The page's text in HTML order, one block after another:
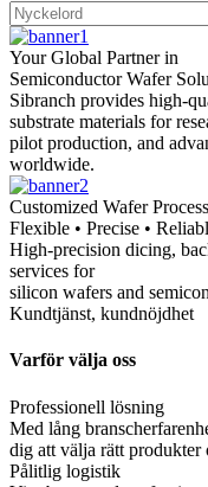
Your Global Partner in
Semiconductor Wafer
Sibranch provides high-
substrate materials for
pilot production, and
worldwide.
Customized Wafer
Flexible • Precise •
High-precision dicing,
services for
silicon wafers and
Kundtjänst, kundnöjdhet
Varför välja oss
Professionell lösning
Med lång
dig att välja rätt produkter
Pålitlig logistik